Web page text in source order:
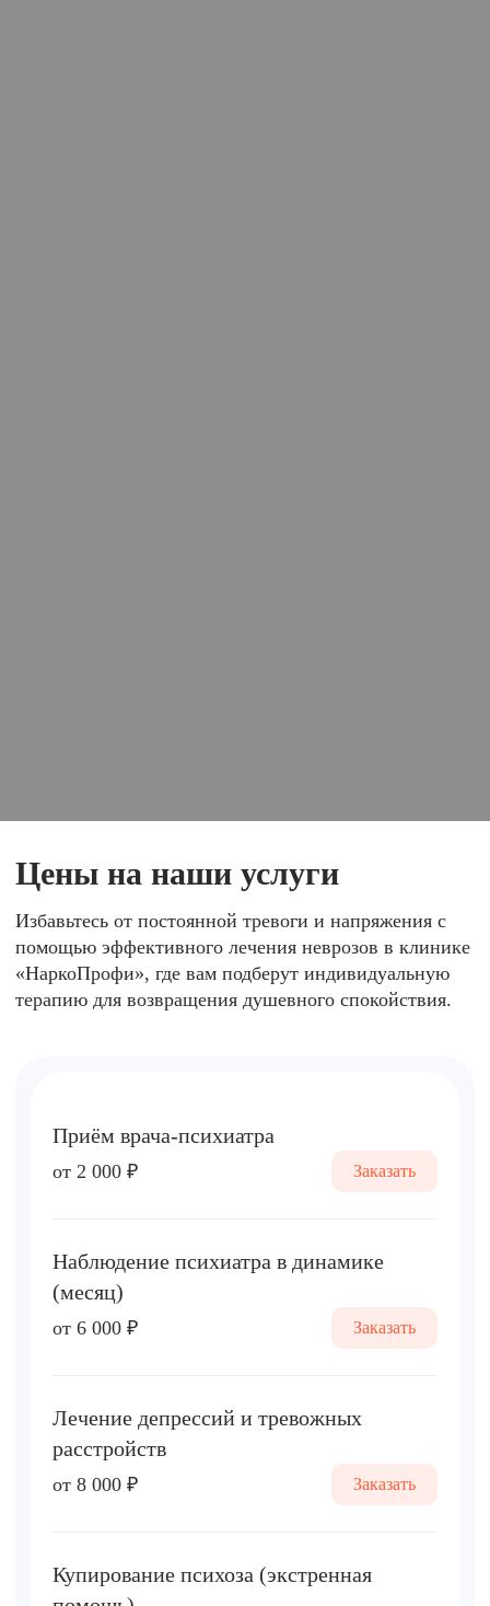
Цены на наши услуги
Избавьтесь от постоянной тревоги и напряжения с
помощью эффективного лечения неврозов в клинике
«НаркоПрофи», где вам подберут индивидуальную
терапию для возвращения душевного спокойствия.
Приём врача-психиатра
от 2 000 ₽ Заказать
Наблюдение психиатра в динамике
(месяц)
от 6 000 ₽ Заказать
Лечение депрессий и тревожных
расстройств
от 8 000 ₽ Заказать
Купирование психоза (экстренная